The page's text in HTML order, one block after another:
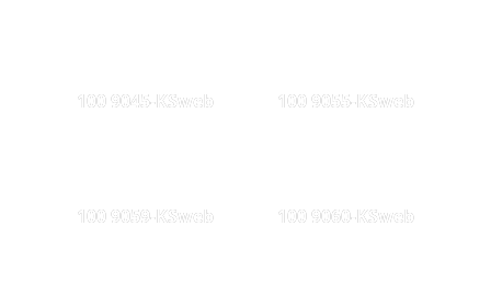
100 9045-KSweb 100 9055-KSweb
100 9059-KSweb 100 9060-KSweb